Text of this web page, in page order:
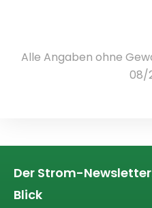
Alle Angaben ohne
08/
Der Strom-
Blick